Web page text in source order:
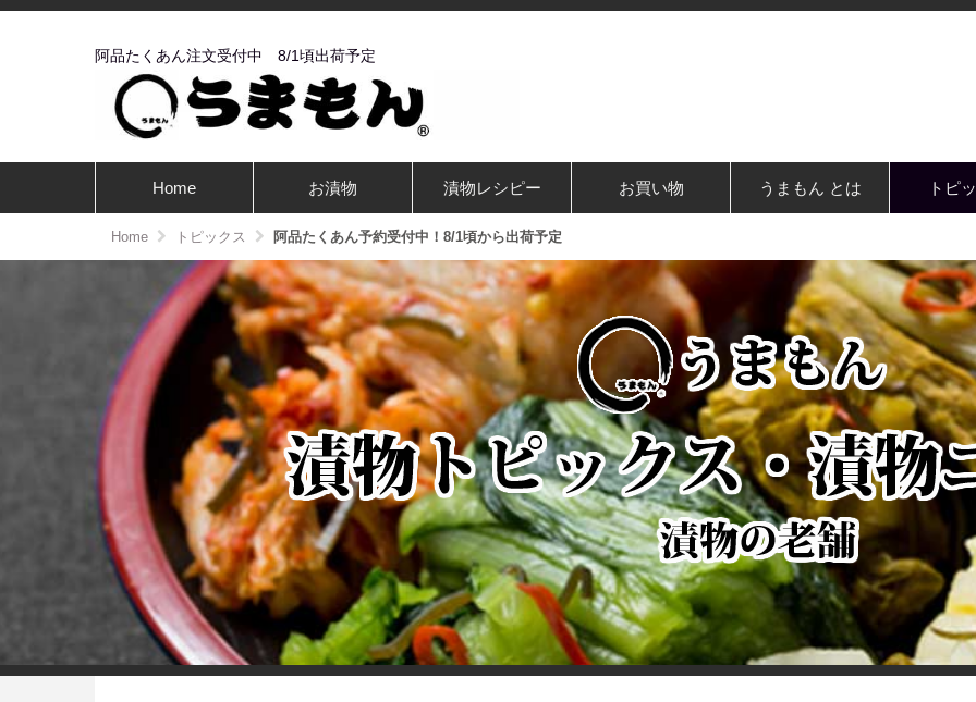
阿品たくあん注文受付中 8/1頃出荷予定
Home お漬物 漬物レシピー お買い物 うまもん とは トピ
Home トピックス 阿品たくあん予約受付中！8/1頃から出荷予定